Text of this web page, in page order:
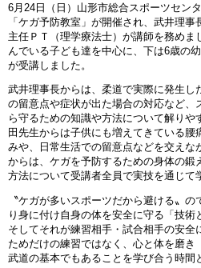
6月24日（日）山形市総合スポーツセン
「ケガ予防教室」が開催され、武井理
主任ＰＴ（理学療法士）が講師を務めま
んでいる子ども達を中心に、下は6歳の
が受講しました。
武井理事長からは、柔道で実際に発生し
の留意点や症状が出た場合の対応など、
ら守るための知識や方法について解り
田先生からは子供にも増えてきている腰
みや、日常生活での留意点などを交えな
からは、ケガを予防するための身体の鍛
方法について受講者全員で実技を通じて
〝ケガが多いスポーツだから避ける〟
り身に付け自身の体を安全に守る「技術
そしてそれが練習相手・試合相手の安全
ためだけの練習ではなく、心と体を磨き
武道の基本でもあることを学び合う時間